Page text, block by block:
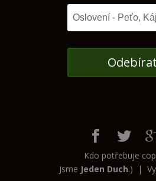
Odebírat
Kdo potřebuje
Jsme Jeden Duch.) |